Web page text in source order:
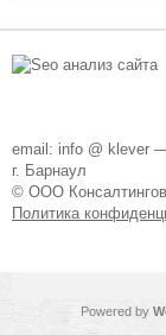
email: info @ klever
г. Барнаул
© ООО
Политика
Powered by